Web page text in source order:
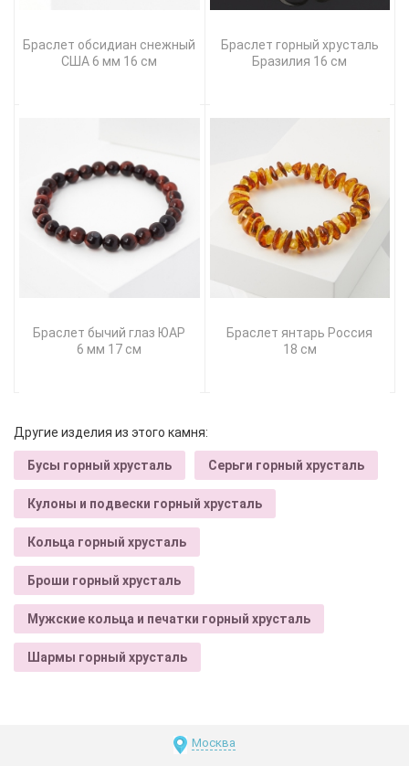
Браслет обсидиан снежный
США 6 мм 16 см
Браслет горный хрусталь
Бразилия 16 см
Браслет бычий глаз ЮАР
6 мм 17 см
Браслет янтарь Россия
18 см
Другие изделия из этого камня:
Бусы горный хрусталь Серьги горный хрусталь
Кулоны и подвески горный хрусталь
Кольца горный хрусталь
Броши горный хрусталь
Мужские кольца и печатки горный хрусталь
Шармы горный хрусталь
Москва